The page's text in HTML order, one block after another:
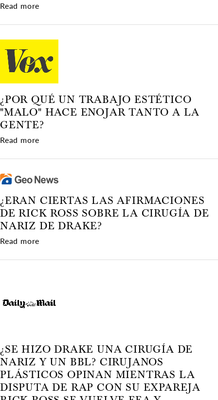
Read more
¿POR QUÉ UN TRABAJO ESTÉTICO
"MALO" HACE ENOJAR TANTO A LA
GENTE?
Read more
¿ERAN CIERTAS LAS AFIRMACIONES
DE RICK ROSS SOBRE LA CIRUGÍA DE
NARIZ DE DRAKE?
Read more
¿SE HIZO DRAKE UNA CIRUGÍA DE
NARIZ Y UN BBL? CIRUJANOS
PLÁSTICOS OPINAN MIENTRAS LA
DISPUTA DE RAP CON SU EXPAREJA